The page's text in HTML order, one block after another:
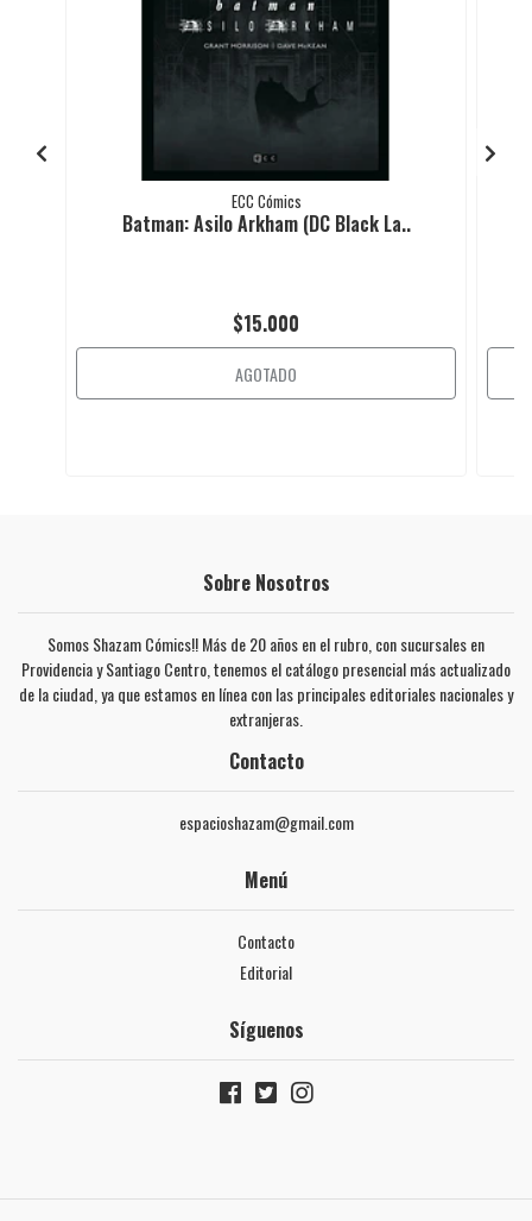
ECC Cómics
Batman: Asilo Arkham (DC Black La..
$15.000
AGOTADO
Sobre Nosotros
Somos Shazam Cómics!! Más de 20 años en el rubro, con sucursales en
Providencia y Santiago Centro, tenemos el catálogo presencial más actualizado
de la ciudad, ya que estamos en línea con las principales editoriales nacionales y
extranjeras.
Contacto
espacioshazam@gmail.com
Menú
Contacto
Editorial
Síguenos